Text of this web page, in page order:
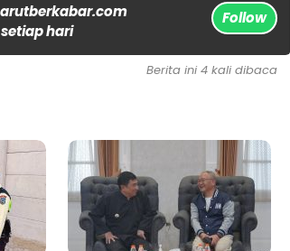
hari
Follow
Berita ini 4 kali dibaca